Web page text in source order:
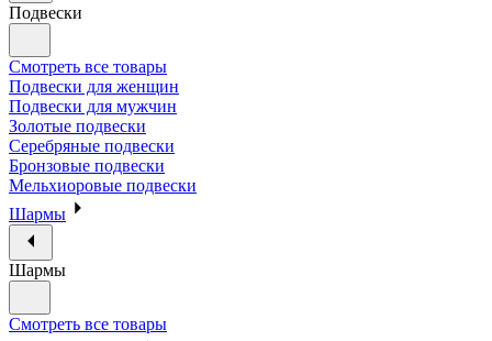
Подвески
Смотреть все товары
Подвески для женщин
Подвески для мужчин
Золотые подвески
Серебряные подвески
Бронзовые подвески
Мельхиоровые подвески
Шармы
Шармы
Смотреть все товары